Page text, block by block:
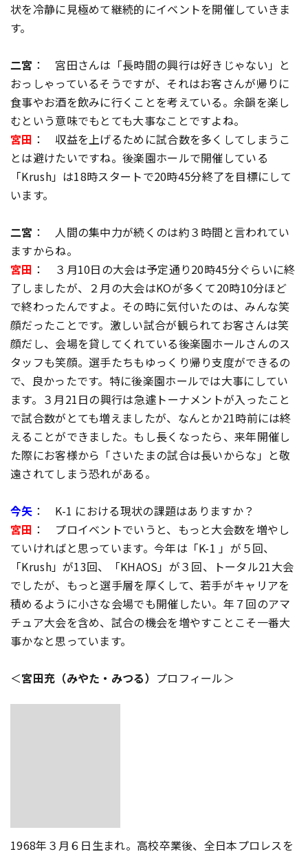
状を冷静に見極めて継続的にイベントを開催していきま
す。
二宮 ： 宮田さんは「長時間の興行は好きじゃない」と
おっしゃっているそうですが、それはお客さんが帰りに
食事やお酒を飲みに行くことを考えている。余韻を楽し
むという意味でもとても大事なことですよね。
宮田 ： 収益を上げるために試合数を多くしてしまうこ
とは避けたいですね。後楽園ホールで開催している
「Krush」は18時スタートで20時45分終了を目標にして
います。
二宮 ： 人間の集中力が続くのは約３時間と言われてい
ますからね。
宮田 ： ３月10日の大会は予定通り20時45分ぐらいに終
了しましたが、２月の大会はKOが多くて20時10分ほど
で終わったんですよ。その時に気付いたのは、みんな笑
顔だったことです。激しい試合が観られてお客さんは笑
顔だし、会場を貸してくれている後楽園ホールさんのス
タッフも笑顔。選手たちもゆっくり帰り支度ができるの
で、良かったです。特に後楽園ホールでは大事にしてい
ます。３月21日の興行は急遽トーナメントが入ったこと
で試合数がとても増えましたが、なんとか21時前には終
えることができました。もし長くなったら、来年開催し
た際にお客様から「さいたまの試合は長いからな」と敬
遠されてしまう恐れがある。
今矢 ： K-1 における現状の課題はありますか？
宮田 ： プロイベントでいうと、もっと大会数を増やし
ていければと思っています。今年は「K-1 」が５回、
「Krush」が13回、「KHAOS」が３回、トータル21大会
でしたが、もっと選手層を厚くして、若手がキャリアを
積めるように小さな会場でも開催したい。年７回のアマ
チュア大会を含め、試合の機会を増やすことこそ一番大
事かなと思っています。
＜宮田充（みやた・みつる） プロフィール＞
1968年３月６日生まれ。高校卒業後、全日本プロレスを